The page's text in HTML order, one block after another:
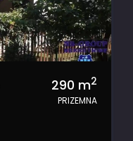
290 m2
PRIZEMNA